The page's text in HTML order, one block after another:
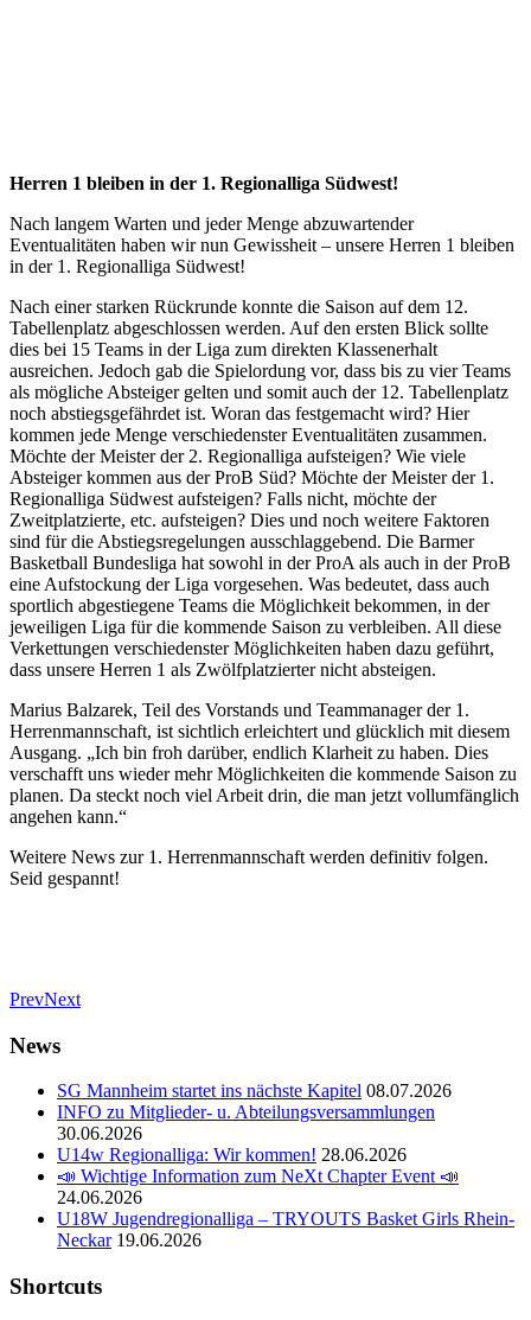
Herren 1 bleiben in der 1. Regionalliga Südwest!
Nach langem Warten und jeder Menge abzuwartender
Eventualitäten haben wir nun Gewissheit – unsere Herren 1 bleiben
in der 1. Regionalliga Südwest!
Nach einer starken Rückrunde konnte die Saison auf dem 12.
Tabellenplatz abgeschlossen werden. Auf den ersten Blick sollte
dies bei 15 Teams in der Liga zum direkten Klassenerhalt
ausreichen. Jedoch gab die Spielordung vor, dass bis zu vier Teams
als mögliche Absteiger gelten und somit auch der 12. Tabellenplatz
noch abstiegsgefährdet ist. Woran das festgemacht wird? Hier
kommen jede Menge verschiedenster Eventualitäten zusammen.
Möchte der Meister der 2. Regionalliga aufsteigen? Wie viele
Absteiger kommen aus der ProB Süd? Möchte der Meister der 1.
Regionalliga Südwest aufsteigen? Falls nicht, möchte der
Zweitplatzierte, etc. aufsteigen? Dies und noch weitere Faktoren
sind für die Abstiegsregelungen ausschlaggebend. Die Barmer
Basketball Bundesliga hat sowohl in der ProA als auch in der ProB
eine Aufstockung der Liga vorgesehen. Was bedeutet, dass auch
sportlich abgestiegene Teams die Möglichkeit bekommen, in der
jeweiligen Liga für die kommende Saison zu verbleiben. All diese
Verkettungen verschiedenster Möglichkeiten haben dazu geführt,
dass unsere Herren 1 als Zwölfplatzierter nicht absteigen.
Marius Balzarek, Teil des Vorstands und Teammanager der 1.
Herrenmannschaft, ist sichtlich erleichtert und glücklich mit diesem
Ausgang. „Ich bin froh darüber, endlich Klarheit zu haben. Dies
verschafft uns wieder mehr Möglichkeiten die kommende Saison zu
planen. Da steckt noch viel Arbeit drin, die man jetzt vollumfänglich
angehen kann.“
Weitere News zur 1. Herrenmannschaft werden definitiv folgen.
Seid gespannt!
PrevNext
News
SG Mannheim startet ins nächste Kapitel 08.07.2026
INFO zu Mitglieder- u. Abteilungsversammlungen
30.06.2026
U14w Regionalliga: Wir kommen! 28.06.2026
📣 Wichtige Information zum NeXt Chapter Event 📣
24.06.2026
U18W Jugendregionalliga – TRYOUTS Basket Girls Rhein-
Neckar 19.06.2026
Shortcuts